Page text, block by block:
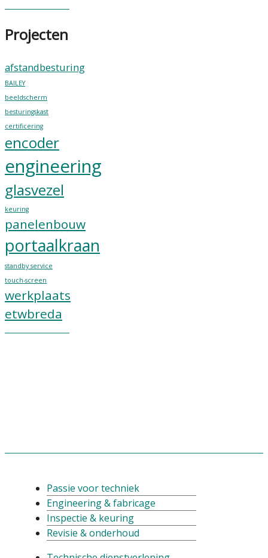
Projecten
afstandbesturing
BAILEY
beeldscherm
besturingskast
certificering
encoder
engineering
glasvezel
keuring
panelenbouw
portaalkraan
standby service
touch-screen
werkplaats
etwbreda
Passie voor techniek
Engineering & fabricage
Inspectie & keuring
Revisie & onderhoud